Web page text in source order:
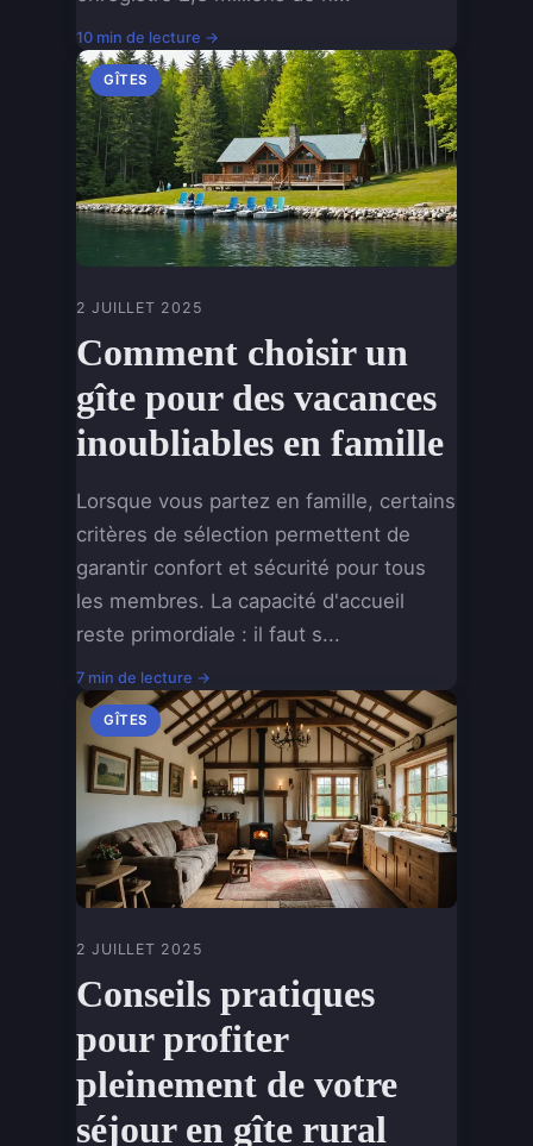
10 min de lecture →
GÎTES
2 JUILLET 2025
Comment choisir un
gîte pour des vacances
inoubliables en famille
Lorsque vous partez en famille, certains
critères de sélection permettent de
garantir confort et sécurité pour tous
les membres. La capacité d'accueil
reste primordiale : il faut s...
7 min de lecture →
GÎTES
2 JUILLET 2025
Conseils pratiques
pour profiter
pleinement de votre
séjour en gîte rural